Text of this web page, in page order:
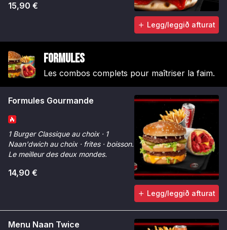
cube, sauce Géant.
oignons rouges, rondelles de
tomate, sauce Chicken Max &
sauce Tinger.
15,90 €
Legg/leggið afturat
Formules
Les combos complets pour maîtriser la faim.
Formules Gourmande
1 Burger Classique au choix · 1
Naan'dwich au choix · frites · boisson.
Le meilleur des deux mondes.
14,90 €
Legg/leggið afturat
Menu Naan Twice